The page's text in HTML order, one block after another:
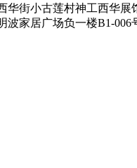
华街小古莲村神工西华展
波家居广场负一楼B1-006